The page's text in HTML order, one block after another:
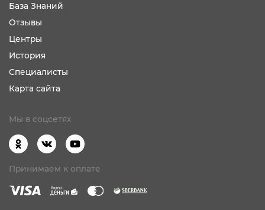
База Знаний
Отзывы
Центры
История
Специалисты
Карта сайта
Мы в соцсетях
Принимаем к оплате